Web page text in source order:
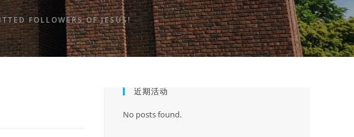
FOLLOWERS OF JESUS!
近期活动
No posts found.